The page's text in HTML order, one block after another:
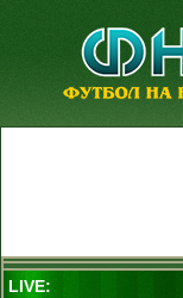
LIVE: